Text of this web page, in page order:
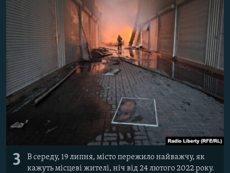
3
В середу, 19 липня, місто пережило найважчу, як
кажуть місцеві жителі, ніч від 24 лютого 2022 року.